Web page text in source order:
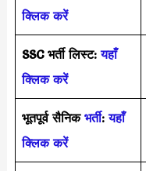
क्लिक करें
SSC भर्ती लिस्ट: यहाँ
क्लिक करें
भूतपूर्व सैनिक भर्ती: यहाँ
क्लिक करें